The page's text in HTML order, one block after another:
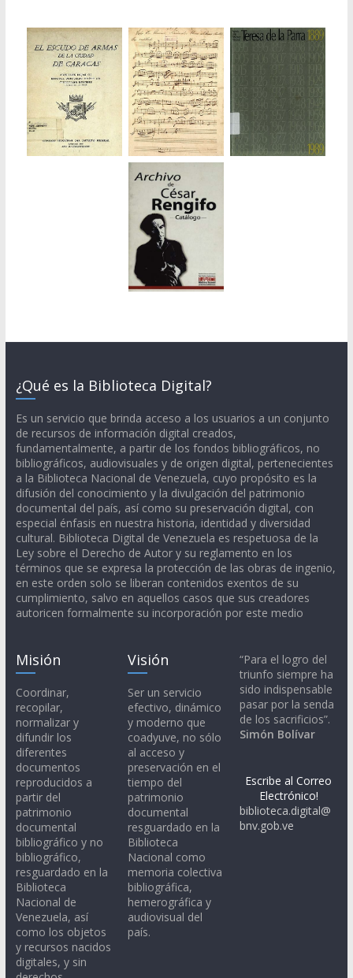
¿Qué es la Biblioteca Digital?
Es un servicio que brinda acceso a los usuarios a un conjunto
de recursos de información digital creados,
fundamentalmente, a partir de los fondos bibliográficos, no
bibliográficos, audiovisuales y de origen digital, pertenecientes
a la Biblioteca Nacional de Venezuela, cuyo propósito es la
difusión del conocimiento y la divulgación del patrimonio
documental del país, así como su preservación digital, con
especial énfasis en nuestra historia, identidad y diversidad
cultural. Biblioteca Digital de Venezuela es respetuosa de la
Ley sobre el Derecho de Autor y su reglamento en los
términos que se expresa la protección de las obras de ingenio,
en este orden solo se liberan contenidos exentos de su
cumplimiento, salvo en aquellos casos que sus creadores
autoricen formalmente su incorporación por este medio
Misión
Coordinar,
recopilar,
normalizar y
difundir los
diferentes
documentos
reproducidos a
partir del
patrimonio
documental
bibliográfico y no
bibliográfico,
resguardado en la
Biblioteca
Nacional de
Venezuela, así
como los objetos
y recursos nacidos
digitales, y sin
Visión
Ser un servicio
efectivo, dinámico
y moderno que
coadyuve, no sólo
al acceso y
preservación en el
tiempo del
patrimonio
documental
resguardado en la
Biblioteca
Nacional como
memoria colectiva
bibliográfica,
hemerográfica y
audiovisual del
país.
“Para el logro del
triunfo siempre ha
sido indispensable
pasar por la senda
de los sacrificios”.
Simón Bolívar
Escribe al Correo
Electrónico!
biblioteca.digital@
bnv.gob.ve